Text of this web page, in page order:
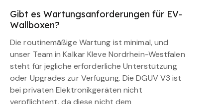
Gibt es Wartungsanforderungen für EV-
Wallboxen?
Die routinemäßige Wartung ist minimal, und
unser Team in Kalkar Kleve Nordrhein-Westfalen
steht für jegliche erforderliche Unterstützung
oder Upgrades zur Verfügung. Die DGUV V3 ist
bei privaten Elektronikgeräten nicht
verpflichtent, da diese nicht dem